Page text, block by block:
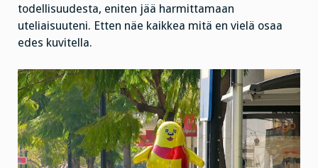
todellisuudesta, eniten jää harmittamaan
uteliaisuuteni. Etten näe kaikkea mitä en vielä osaa
edes kuvitella.